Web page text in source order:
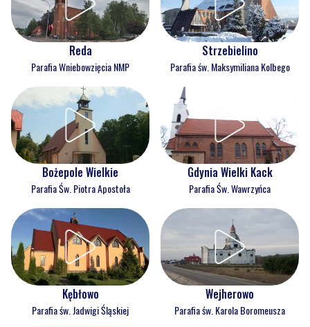
Reda
Parafia Wniebowzięcia NMP
Strzebielino
Parafia św. Maksymiliana Kolbego
Bożepole Wielkie
Parafia Św. Piotra Apostoła
Gdynia Wielki Kack
Parafia Św. Wawrzyńca
Kębłowo
Parafia św. Jadwigi Śląskiej
Wejherowo
Parafia św. Karola Boromeusza